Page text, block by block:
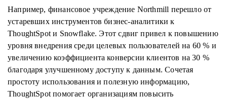
Например, финансовое учреждение Northmill перешло от
устаревших инструментов бизнес-аналитики к
ThoughtSpot и Snowflake. Этот сдвиг привел к повышению
уровня внедрения среди целевых пользователей на 60 % и
увеличению коэффициента конверсии клиентов на 30 %
благодаря улучшенному доступу к данным. Сочетая
простоту использования и полезную информацию,
ThoughtSpot помогает организациям повысить